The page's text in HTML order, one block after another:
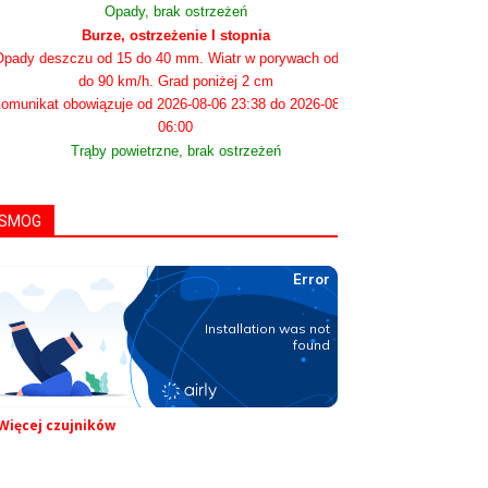
Opady, brak ostrzeżeń
Burze, ostrzeżenie I stopnia
deszczu od 15 do 40 mm. Wiatr w porywach od 60
do 90 km/h. Grad poniżej 2 cm
obowiązuje od 2026-08-06 23:38 do 2026-08-07
06:00
Trąby powietrzne, brak ostrzeżeń
czujników